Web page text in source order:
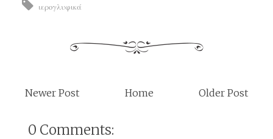
ιερογλυφικά
Newer Post Older Post
Home
0 Comments: